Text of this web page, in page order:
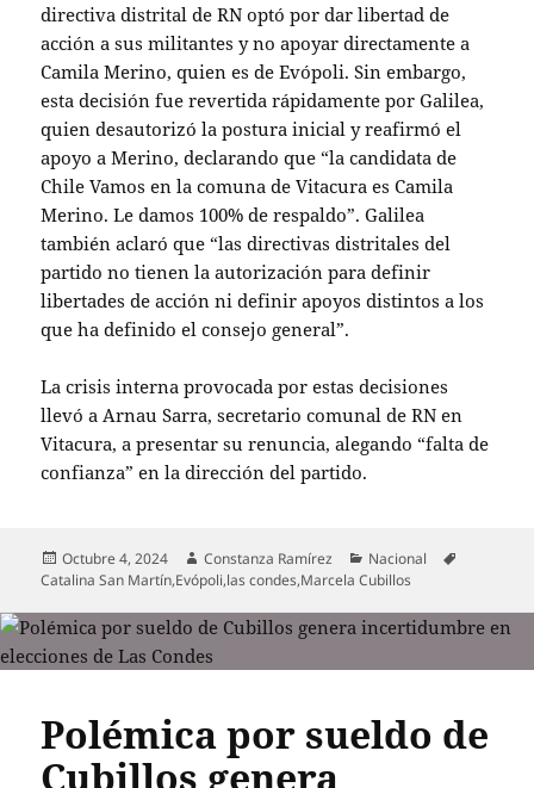
directiva distrital de RN optó por dar libertad de
acción a sus militantes y no apoyar directamente a
Camila Merino, quien es de Evópoli. Sin embargo,
esta decisión fue revertida rápidamente por Galilea,
quien desautorizó la postura inicial y reafirmó el
apoyo a Merino, declarando que “la candidata de
Chile Vamos en la comuna de Vitacura es Camila
Merino. Le damos 100% de respaldo”. Galilea
también aclaró que “las directivas distritales del
partido no tienen la autorización para definir
libertades de acción ni definir apoyos distintos a los
que ha definido el consejo general”.
La crisis interna provocada por estas decisiones
llevó a Arnau Sarra, secretario comunal de RN en
Vitacura, a presentar su renuncia, alegando “falta de
confianza” en la dirección del partido.
Publicado
el
Octubre 4, 2024 Autor
Constanza Ramírez Categorías
Nacional
Catalina San Martín,Evópoli,las condes,Marcela Cubillos
Polémica por sueldo de
Cubillos genera